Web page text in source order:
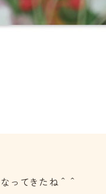
ってきたね＾＾